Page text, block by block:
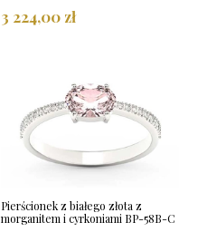
3 224,00 zł
Pierścionek z białego złota z
morganitem i cyrkoniami BP-58B-C